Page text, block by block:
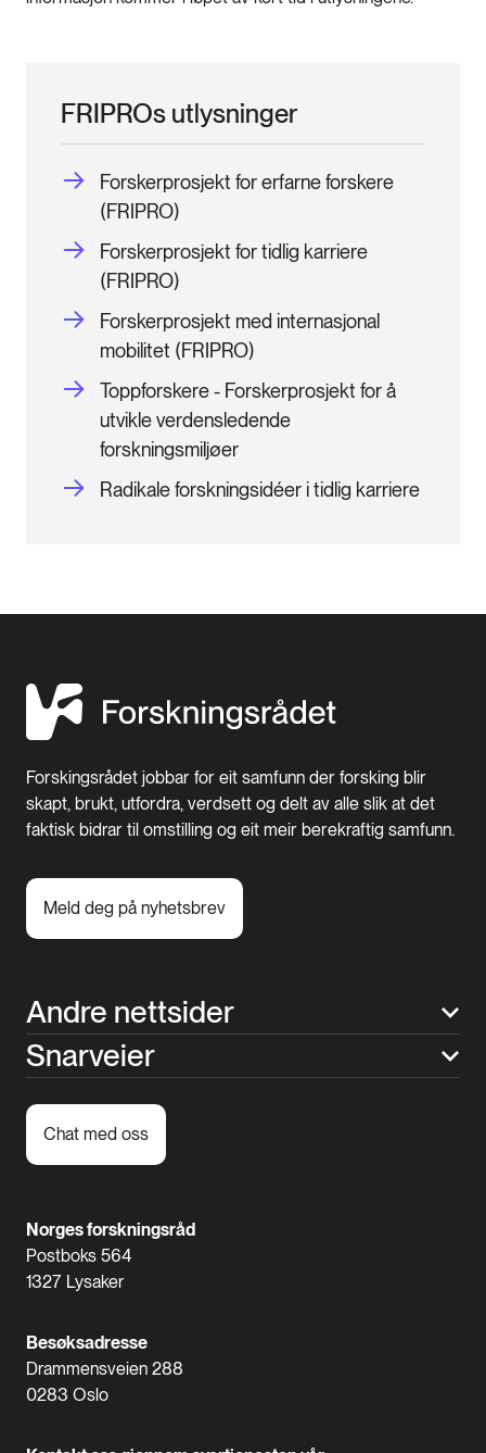
FRIPROs utlysninger
Forskerprosjekt for erfarne forskere
(FRIPRO)
Forskerprosjekt for tidlig karriere
(FRIPRO)
Forskerprosjekt med internasjonal
mobilitet (FRIPRO)
Toppforskere - Forskerprosjekt for å
utvikle verdensledende
forskningsmiljøer
Radikale forskningsidéer i tidlig karriere
Forskingsrådet jobbar for eit samfunn der forsking blir
skapt, brukt, utfordra, verdsett og delt av alle slik at det
faktisk bidrar til omstilling og eit meir berekraftig samfunn.
Meld deg på nyhetsbrev
Andre nettsider
Snarveier
Chat med oss
Norges forskningsråd
Postboks 564
1327 Lysaker
Besøksadresse
Drammensveien 288
0283 Oslo